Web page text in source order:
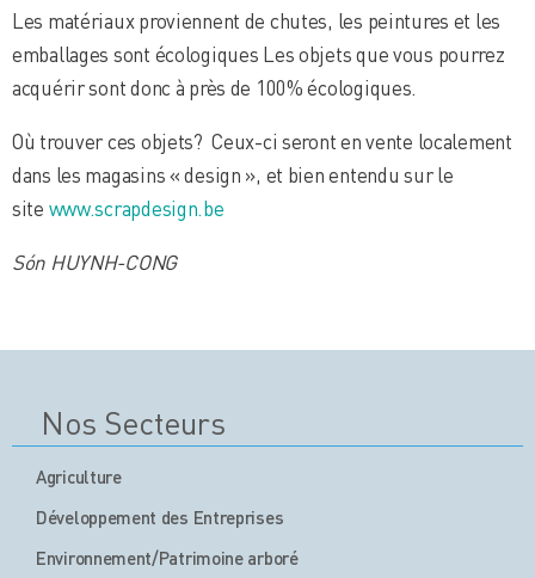
Les matériaux proviennent de chutes, les peintures et les
emballages sont écologiques Les objets que vous pourrez
acquérir sont donc à près de 100% écologiques.
Où trouver ces objets? Ceux-ci seront en vente localement
dans les magasins « design », et bien entendu sur le
site www.scrapdesign.be
Són HUYNH-CONG
Nos Secteurs
Agriculture
Développement des Entreprises
Environnement/Patrimoine arboré